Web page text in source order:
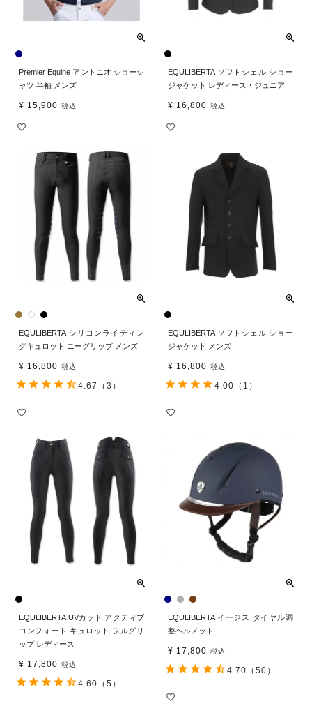
Premier Equine アントニオ ショーシ
ャツ 半袖 メンズ
¥ 15,900 税込
EQULIBERTA ソフトシェル ショー
ジャケット レディース・ジュニア
¥ 16,800 税込
EQULIBERTA シリコンライディン
グキュロット ニーグリップ メンズ
¥ 16,800 税込
4.67 （3）
EQULIBERTA ソフトシェル ショー
ジャケット メンズ
¥ 16,800 税込
4.00 （1）
EQULIBERTA UVカット アクティブ
コンフォート キュロット フルグリ
ップ レディース
¥ 17,800 税込
4.60 （5）
EQULIBERTA イージス ダイヤル調
整ヘルメット
¥ 17,800 税込
4.70 （50）